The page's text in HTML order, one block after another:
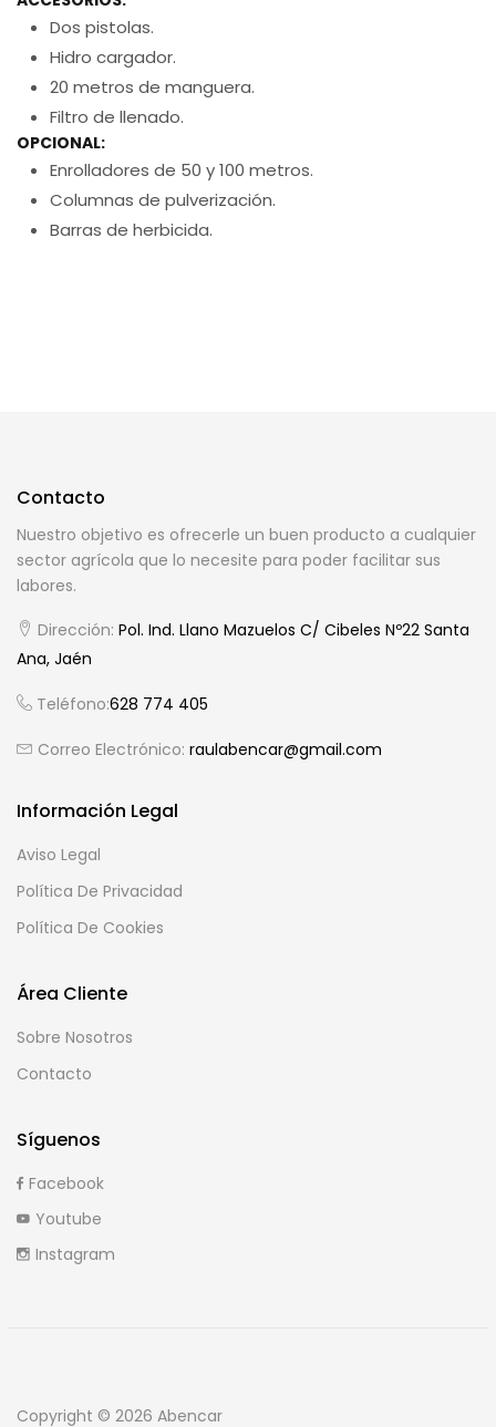
Dos pistolas.
Hidro cargador.
20 metros de manguera.
Filtro de llenado.
OPCIONAL:
Enrolladores de 50 y 100 metros.
Columnas de pulverización.
Barras de herbicida.
Contacto
Nuestro objetivo es ofrecerle un buen producto a cualquier
sector agrícola que lo necesite para poder facilitar sus
labores.
Dirección: Pol. Ind. Llano Mazuelos C/ Cibeles Nº22 Santa
Ana, Jaén
Teléfono:628 774 405
Correo Electrónico: raulabencar@gmail.com
Información Legal
Aviso Legal
Política De Privacidad
Política De Cookies
Área Cliente
Sobre Nosotros
Contacto
Síguenos
Facebook
Youtube
Instagram
Copyright © 2026 Abencar